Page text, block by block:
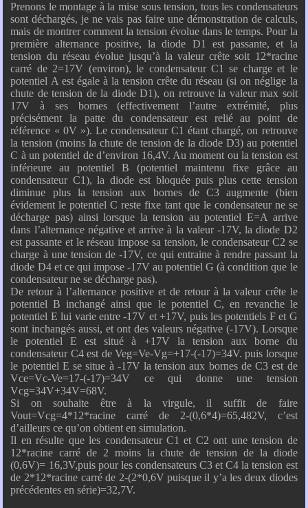
Prenons le montage à la mise sous tension, tous les condensateurs
sont déchargés, je ne vais pas faire une démonstration de calculs,
mais de montrer comment la tension évolue dans le temps. Pour la
première alternance positive, la diode D1 est passante, et la
tension du réseau évolue jusqu’à la valeur crête soit 12*racine
carré de 2=17V (environ), le condensateur C1 se charge et le
potentiel A est égale à la tension crête du réseau (si on néglige la
chute de tension de la diode D1), on retrouve la valeur max soit
17V à ses bornes (effectivement l’autre extrémité, plus
précisément la patte du condensateur est relié au point de
référence « 0V »). Le condensateur C1 étant chargé, on retrouve
la tension (moins la chute de tension de la diode D3) au potentiel
C à un potentiel de d’environ 16,4V. Au moment ou la tension est
inférieure au potentiel B (potentiel maintenu fixe grâce au
condensateur C1), la diode est bloquée puis plus cette tension
diminue plus la tension aux bornes de C3 augmente (bien
évidement le potentiel C reste fixe tant que le condensateur ne se
décharge pas) ainsi lorsque la tension au potentiel E=A arrive
dans l’alternance négative et arrive à la valeur -17V, la diode D2
est passante et le réseau impose sa tension, le condensateur C2 se
charge à une tension de -17V, ce qui entraine à rendre passant la
diode D4 et ce qui impose -17V au potentiel G (à condition que le
condensateur ne se décharge pas).
De retour à l’alternance positive et de retour à la valeur crête le
potentiel B inchangé ainsi que le potentiel C, en revanche le
potentiel E lui varie entre -17V et +17V, puis les potentiels F et G
sont inchangés aussi, et ont des valeurs négative (-17V). Lorsque
le potentiel E est situé à +17V la tension aux borne du
condensateur C4 est de Veg=Ve-Vg=+17-(-17)=34V. puis lorsque
le potentiel E se situe à -17V la tension aux bornes de C3 est de
Vce=Vc-Ve=17-(-17)=34V ce qui donne une tension
Vcg=34V+34V=68V.
Si on souhaite être à la virgule, il suffit de faire
Vout=Vcg=4*12*racine carré de 2-(0,6*4)=65,482V, c’est
d’ailleurs ce qu’on obtient en simulation.
Il en résulte que les condensateur C1 et C2 ont une tension de
12*racine carré de 2 moins la chute de tension de la diode
(0,6V)= 16,3V,puis pour les condensateurs C3 et C4 la tension est
de 2*12*racine carré de 2-(2*0,6V puisque il y’a les deux diodes
précédentes en série)=32,7V.